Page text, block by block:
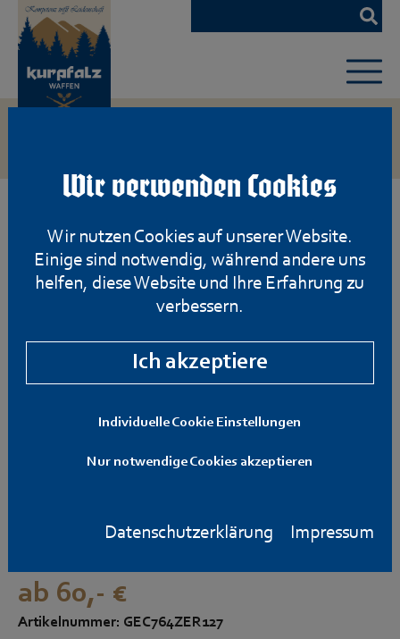
Wir verwenden Cookies
Wir nutzen Cookies auf unserer Website.
Einige sind notwendig, während andere uns
helfen, diese Website und Ihre Erfahrung zu
verbessern.
Ich akzeptiere
Individuelle Cookie Einstellungen
Nur notwendige Cookies akzeptieren
Datenschutzerklärung Impressum
Zum
Hauptinhalt
springen
127grs.
ab 60,- €
Artikelnummer: GEC764ZER127